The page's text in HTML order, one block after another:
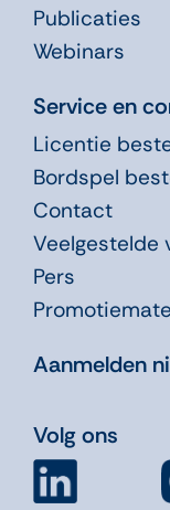
Publicaties
Webinars
Service en
Licentie
Bordspel
Contact
Veelgestelde
Pers
Aanmelden
Volg ons